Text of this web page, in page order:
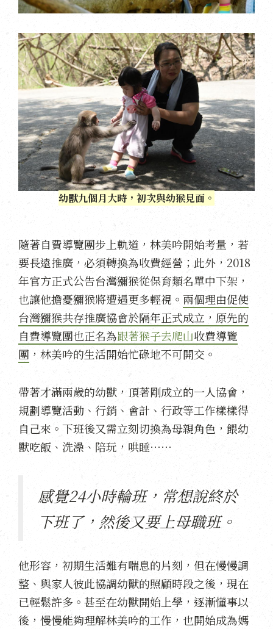
幼獸九個月大時，初次與幼猴見面。
隨著自費導覽團步上軌道，林美吟開始考量，若
要長遠推廣，必須轉換為收費經營；此外，2018
年官方正式公告台灣獼猴從保育類名單中下架，
也讓他擔憂獼猴將遭遇更多輕視。 兩個理由促使
台灣獼猴共存推廣協會於隔年正式成立，原先的
自費導覽團也正名為跟著猴子去爬山收費導覽
團 ，林美吟的生活開始忙碌地不可開交。
帶著才滿兩歲的幼獸，頂著剛成立的一人協會，
規劃導覽活動、行銷、會計、行政等工作樣樣得
自己來。下班後又需立刻切換為母親角色，餵幼
獸吃飯、洗澡、陪玩，哄睡⋯⋯
感覺24小時輪班，常想說終於
下班了，然後又要上母職班。
他形容，初期生活難有喘息的片刻，但在慢慢調
整、與家人彼此協調幼獸的照顧時段之後，現在
已輕鬆許多。甚至在幼獸開始上學，逐漸懂事以
後，慢慢能夠理解林美吟的工作，也開始成為媽